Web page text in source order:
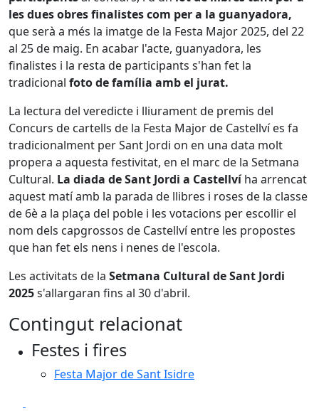
les dues obres finalistes com per a la guanyadora,
que serà a més la imatge de la Festa Major 2025, del 22
al 25 de maig. En acabar l'acte, guanyadora, les
finalistes i la resta de participants s'han fet la
tradicional foto de família amb el jurat.
La lectura del veredicte i lliurament de premis del
Concurs de cartells de la Festa Major de Castellví es fa
tradicionalment per Sant Jordi on en una data molt
propera a aquesta festivitat, en el marc de la Setmana
Cultural. La diada de Sant Jordi a Castellvíha arrencat
aquest matí amb la parada de llibres i roses de la classe
de 6è a la plaça del poble i les votacions per escollir el
nom dels capgrossos de Castellví entre les propostes
que han fet els nens i nenes de l'escola.
Les activitats de la Setmana Cultural de Sant Jordi
2025s'allargaran fins al 30 d'abril.
Contingut relacionat
Festes i fires
Festa Major de Sant Isidre